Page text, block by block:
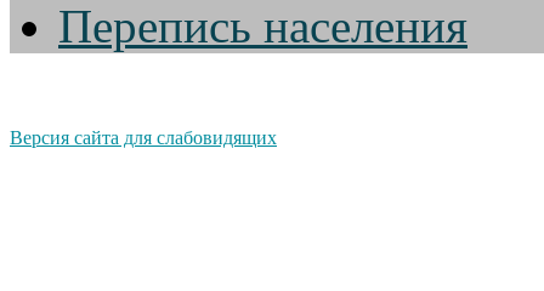
Перепись населения
Версия сайта для слабовидящих